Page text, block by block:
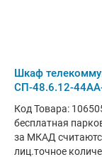
Шкаф
СП-48.6.12-
Код Товара:
бесплатная
за МКАД
лиц.точное